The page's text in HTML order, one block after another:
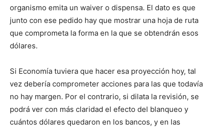
organismo emita un waiver o dispensa. El dato es que
junto con ese pedido hay que mostrar una hoja de ruta
que comprometa la forma en la que se obtendrán esos
dólares.
Si Economía tuviera que hacer esa proyección hoy, tal
vez debería comprometer acciones para las que todavía
no hay margen. Por el contrario, si dilata la revisión, se
podrá ver con más claridad el efecto del blanqueo y
cuántos dólares quedaron en los bancos, y en las